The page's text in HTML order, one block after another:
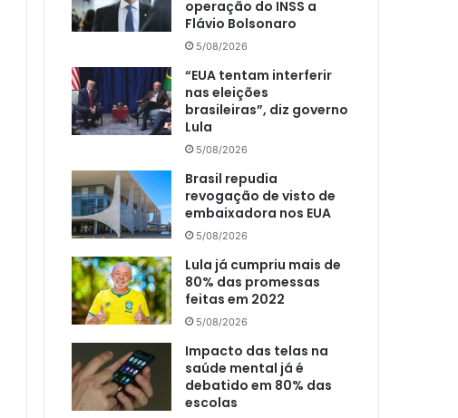
operação do INSS a
Flávio Bolsonaro
5/08/2026
“EUA tentam interferir
nas eleições
brasileiras”, diz governo
Lula
5/08/2026
Brasil repudia
revogação de visto de
embaixadora nos EUA
5/08/2026
Lula já cumpriu mais de
80% das promessas
feitas em 2022
5/08/2026
Impacto das telas na
saúde mental já é
debatido em 80% das
escolas